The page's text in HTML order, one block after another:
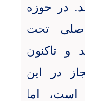
در حوزه
اصلی تحت
و تاکنون
در این
است، اما